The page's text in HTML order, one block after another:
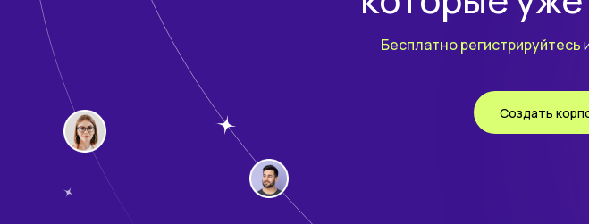
Бесплатно регистрируйтесь
Создать